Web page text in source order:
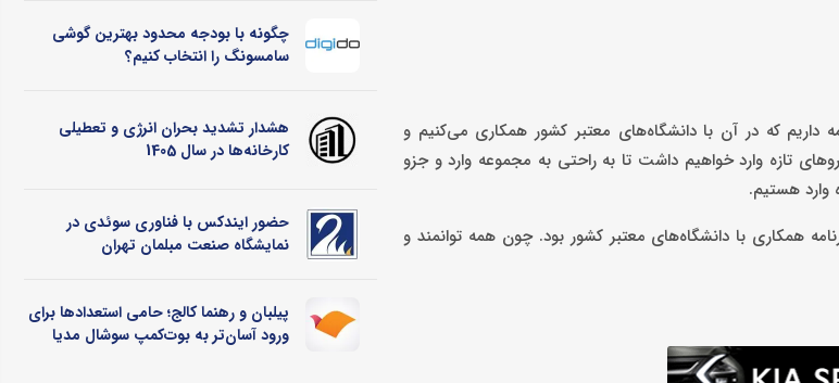
داریم که در آن با دانشگاه‌های معتبر کشور همکاری می‌کنیم و
تازه وارد خواهیم داشت تا به راحتی به مجموعه وارد و جزو
وارد هستیم.
همکاری با دانشگاه‌های معتبر کشور بود. چون همه توانمند و
چگونه با بودجه محدود بهترین گوشی
سامسونگ را انتخاب کنیم؟
هشدار تشدید بحران انرژی و تعطیلی
کارخانه‌ها در سال 1405
حضور ایندکس با فناوری سوئدی در
نمایشگاه صنعت مبلمان تهران
پیلبان و رهنما کالج؛ حامی استعدادها برای
ورود آسان‌تر به بوت‌کمپ سوشال مدیا